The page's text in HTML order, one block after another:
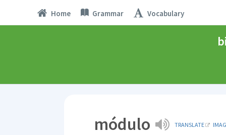
Home Grammar Vocabulary
módulo TRANSLATE